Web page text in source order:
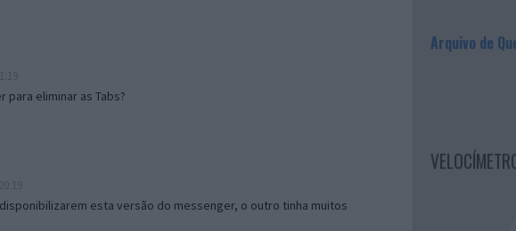
para eliminar as Tabs?
esta versão do messenger, o outro tinha muitos
Arquivo de